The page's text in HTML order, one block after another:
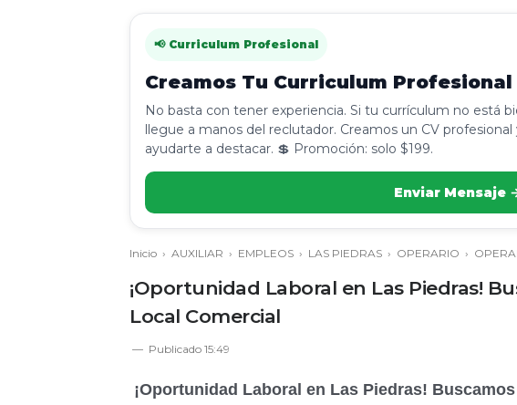
📢 Curriculum Profesional
Creamos Tu Curriculum Profesional
No basta con tener experiencia. Si tu currículum no está
llegue a manos del reclutador. Creamos un CV
ayudarte a destacar. 💲 Promoción: solo $199.
Enviar Mensaje
Inicio › AUXILIAR › EMPLEOS › LAS PIEDRAS › OPERARIO ›
¡Oportunidad Laboral en Las Piedras!
Local Comercial
Publicado 15:49
¡Oportunidad Laboral en Las Piedras!